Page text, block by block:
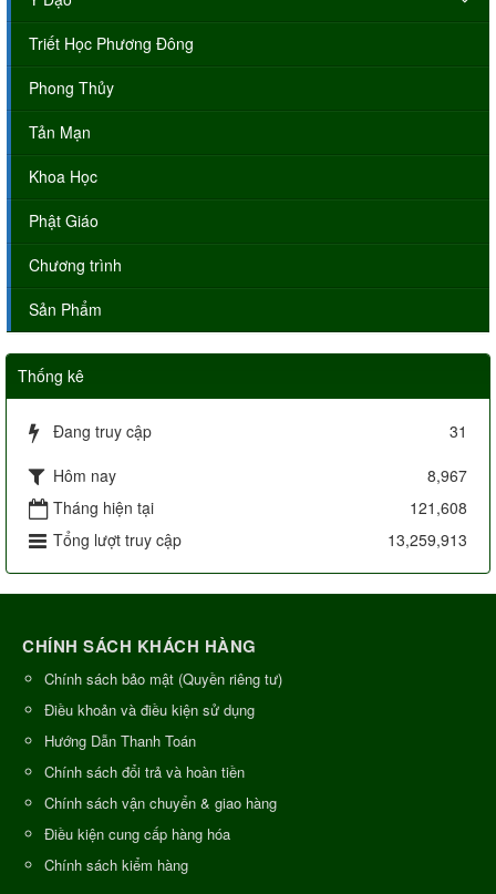
Triết Học Phương Đông
Phong Thủy
Tản Mạn
Khoa Học
Phật Giáo
Chương trình
Sản Phẩm
Thống kê
Đang truy cập
31
Hôm nay
8,967
Tháng hiện tại
121,608
Tổng lượt truy cập
13,259,913
CHÍNH SÁCH KHÁCH HÀNG
Chính sách bảo mật (Quyền riêng tư)
Điều khoản và điều kiện sử dụng
Hướng Dẫn Thanh Toán
Chính sách đổi trả và hoàn tiền
Chính sách vận chuyển & giao hàng
Điều kiện cung cấp hàng hóa
Chính sách kiểm hàng